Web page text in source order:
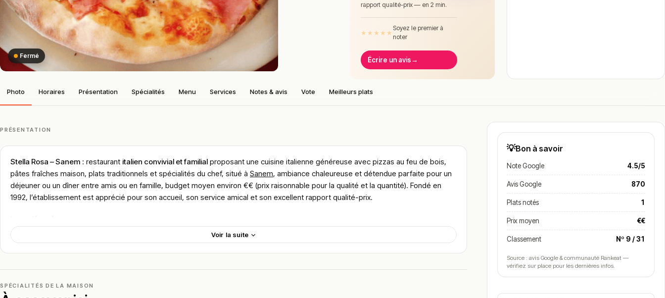
Fermé
rapport qualité-prix — en 2 min.
★ ★ ★ ★ ★
Soyez le premier à
noter
Écrire un avis→
Photo Horaires Présentation Spécialités Menu Services Notes & avis Vote Meilleurs plats
PRÉSENTATION
Stella Rosa – Sanem : restaurant italien convivial et familial proposant une cuisine italienne généreuse avec pizzas au feu de bois,
pâtes fraîches maison, plats traditionnels et spécialités du chef, situé à Sanem, ambiance chaleureuse et détendue parfaite pour un
déjeuner ou un dîner entre amis ou en famille, budget moyen environ €€ (prix raisonnable pour la qualité et la quantité). Fondé en
1992, l’établissement est apprécié pour son accueil, son service amical et son excellent rapport qualité-prix.
Stella Rosa se trouve au 273 Rue Metzerlach à Soleuvre, dans la commune de Sanem au Luxembourg, à proximité d’Esch-sur-
Le restaurant est doté d’un parking à proximité, facilitant l’accès pour les repas de groupe ou les repas en famille.
Voir la suite
SPÉCIALITÉS DE LA MAISON
💡Bon à savoir
Note Google 4.5/5
Avis Google 870
Plats notés 1
Prix moyen €€
Classement Nº 9 / 31
Source : avis Google & communauté Rankeat —
vérifiez sur place pour les dernières infos.